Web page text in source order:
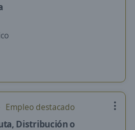
Empleo destacado
Distribución o